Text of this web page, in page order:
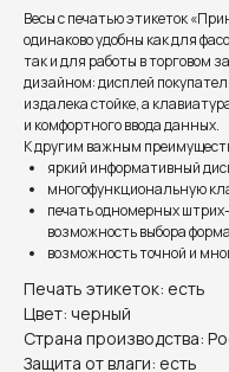
Весы с печатью этикеток
одинаково удобны как для
так и для работы в торговом
дизайном: дисплей
издалека стойке, а
и комфортного ввода данных.
К другим важным
яркий информативный
многофункциональную
печать одномерных
возможность выбора
возможность точной и
Печать этикеток: есть
Цвет: черный
Страна производства:
Защита от влаги: есть